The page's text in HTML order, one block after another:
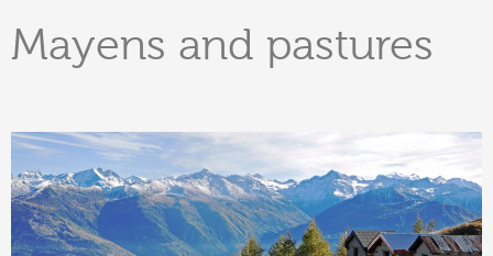
Mayens and pastures